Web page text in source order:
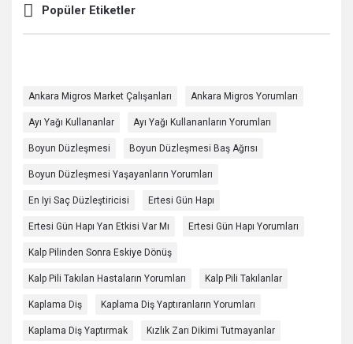
Popüler Etiketler
Ankara Migros Market Çalışanları Ankara Migros Yorumları
Ayı Yağı Kullananlar Ayı Yağı Kullananların Yorumları
Boyun Düzleşmesi Boyun Düzleşmesi Baş Ağrısı
Boyun Düzleşmesi Yaşayanların Yorumları
En Iyi Saç Düzleştiricisi Ertesi Gün Hapı
Ertesi Gün Hapı Yan Etkisi Var Mı Ertesi Gün Hapı Yorumları
Kalp Pilinden Sonra Eskiye Dönüş
Kalp Pili Takılan Hastaların Yorumları Kalp Pili Takılanlar
Kaplama Diş Kaplama Diş Yaptıranların Yorumları
Kaplama Diş Yaptırmak Kızlık Zarı Dikimi Tutmayanlar